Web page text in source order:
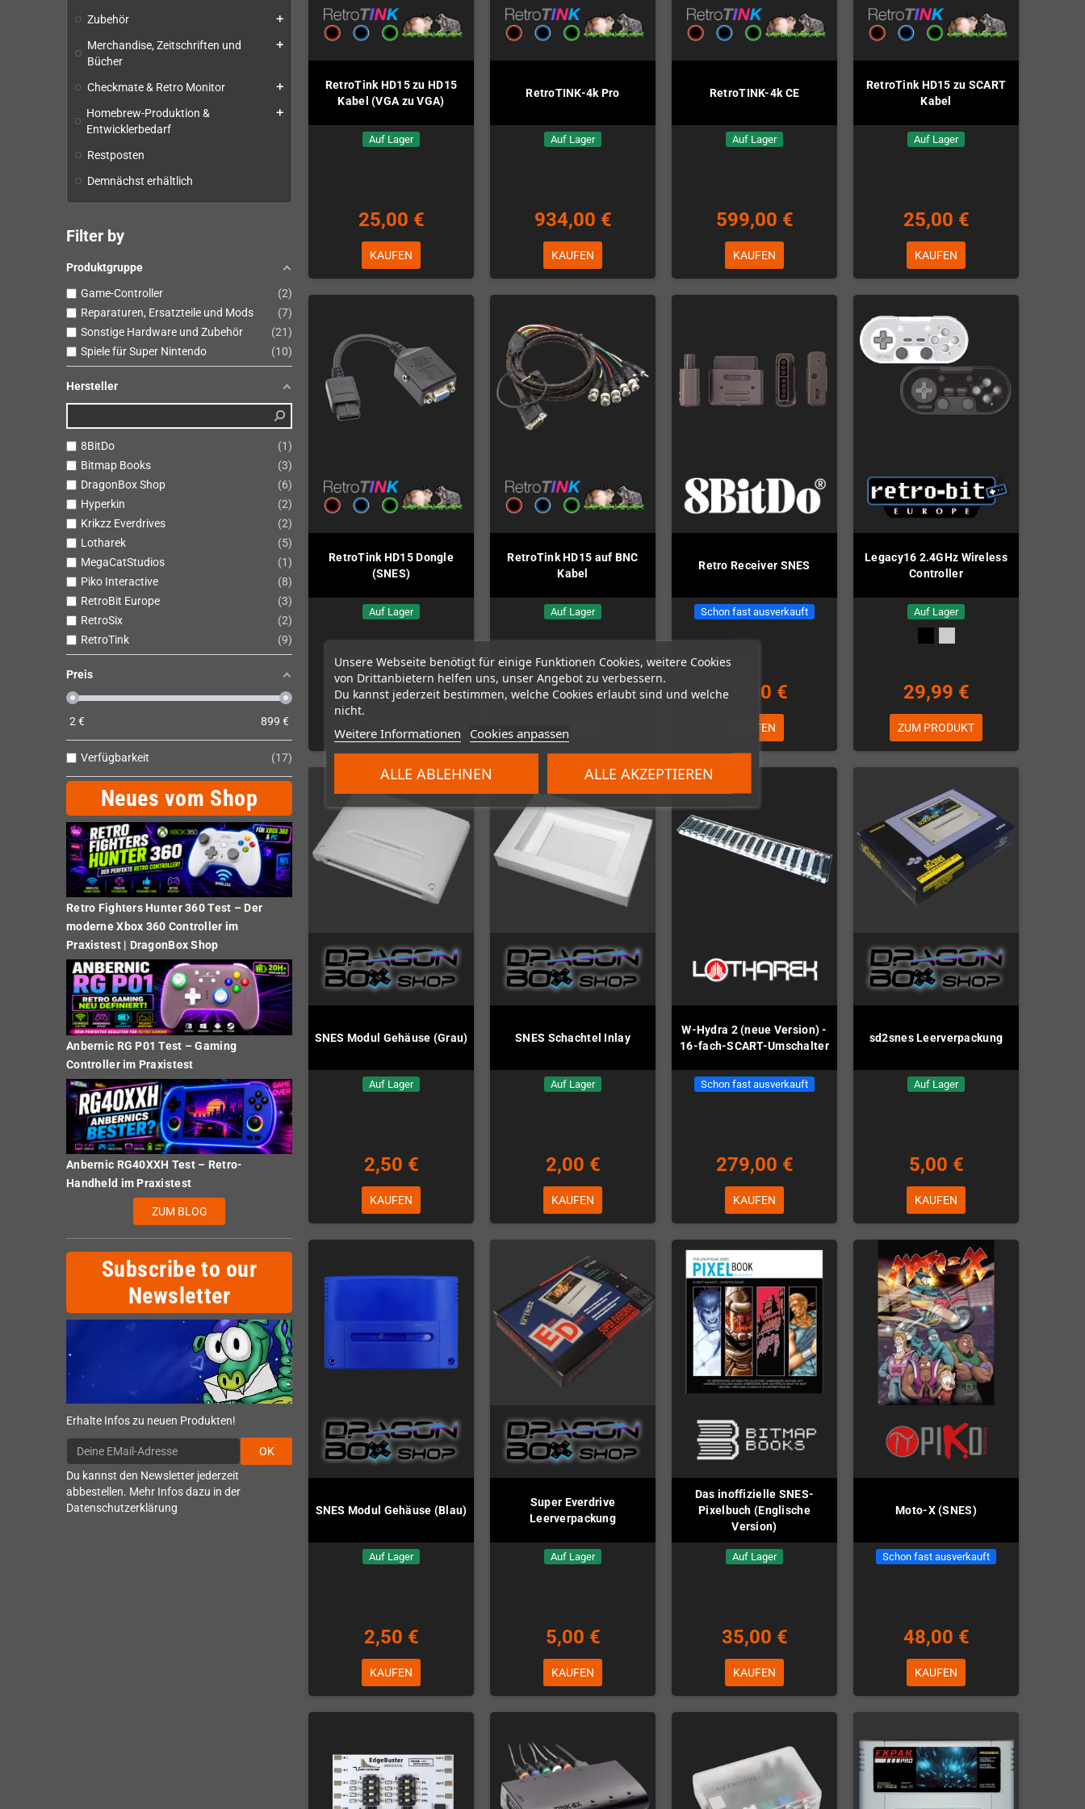
Unsere Webseite benötigt für einige Funktionen Cookies, weitere Cookies
von Drittanbietern helfen uns, unser Angebot zu verbessern.
Du kannst jederzeit bestimmen, welche Cookies erlaubt sind und welche
nicht.
Weitere Informationen Cookies anpassen
ALLE ABLEHNEN ALLE AKZEPTIEREN
Zubehör add
Merchandise, Zeitschriften und
Bücher
add
Checkmate & Retro Monitor add
Homebrew-Produktion &
Entwicklerbedarf
add
Restposten
Demnächst erhältlich
Filter by
Produktgruppe
Game-Controller
2
Reparaturen, Ersatzteile und Mods
7
Sonstige Hardware und Zubehör
21
Spiele für Super Nintendo
10
Hersteller
8BitDo
1
Bitmap Books
3
DragonBox Shop
6
Hyperkin
2
Krikzz Everdrives
2
Lotharek
5
MegaCatStudios
1
Piko Interactive
8
RetroBit Europe
3
RetroSix
2
RetroTink
9
Preis
2€ 899 €
Verfügbarkeit 17
Neues vom Shop
Retro Fighters Hunter 360 Test – Der
moderne Xbox 360 Controller im
Praxistest | DragonBox Shop
Anbernic RG P01 Test – Gaming
Controller im Praxistest
Anbernic RG40XXH Test – Retro-
Handheld im Praxistest
ZUM BLOG
Subscribe to our
Newsletter
Erhalte Infos zu neuen Produkten!
OK
Du kannst den Newsletter jederzeit
abbestellen. Mehr Infos dazu in der
Datenschutzerklärung
RetroTink HD15 zu HD15
Kabel (VGA zu VGA)
Auf Lager
25,00 €
KAUFEN
RetroTINK-4k Pro
Auf Lager
934,00 €
KAUFEN
RetroTINK-4k CE
Auf Lager
599,00 €
KAUFEN
RetroTink HD15 zu SCART
Kabel
Auf Lager
25,00 €
KAUFEN
RetroTink HD15 Dongle
(SNES)
Auf Lager
35,00 €
KAUFEN
RetroTink HD15 auf BNC
Kabel
Auf Lager
25,00 €
Retro Receiver SNES
Schon fast ausverkauft
19,00 €
KAUFEN
Legacy16 2.4GHz Wireless
Controller
Auf Lager
29,99 €
ZUM PRODUKT
SNES Modul Gehäuse (Grau)
Auf Lager
2,50 €
KAUFEN
SNES Schachtel Inlay
Auf Lager
2,00 €
KAUFEN
W-Hydra 2 (neue Version) -
16-fach-SCART-Umschalter
Schon fast ausverkauft
279,00 €
KAUFEN
sd2snes Leerverpackung
Auf Lager
5,00 €
KAUFEN
SNES Modul Gehäuse (Blau)
Auf Lager
2,50 €
KAUFEN
Super Everdrive
Leerverpackung
Auf Lager
5,00 €
KAUFEN
Das inoffizielle SNES-
Pixelbuch (Englische
Version)
Auf Lager
35,00 €
KAUFEN
Moto-X (SNES)
Schon fast ausverkauft
48,00 €
KAUFEN